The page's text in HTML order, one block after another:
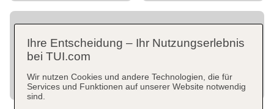
Ihre Entscheidung – Ihr Nutzungserlebnis
bei TUI.com
Wir nutzen Cookies und andere Technologien, die für
Services und Funktionen auf unserer Website notwendig
sind.